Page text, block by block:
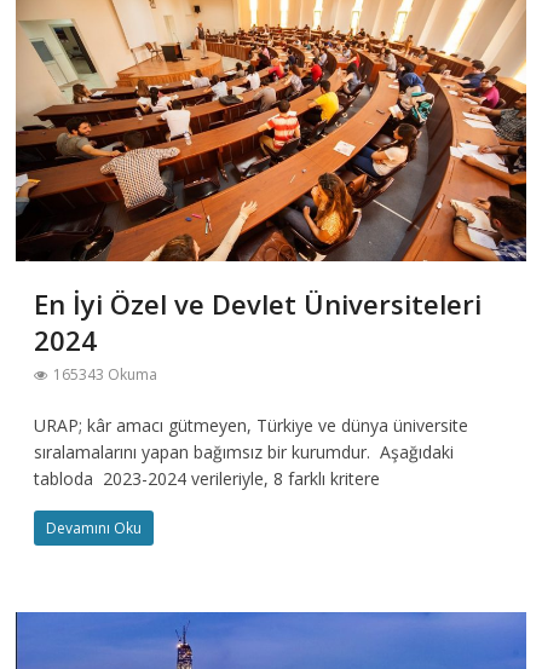
En İyi Özel ve Devlet Üniversiteleri
2024
165343 Okuma
URAP; kâr amacı gütmeyen, Türkiye ve dünya üniversite
sıralamalarını yapan bağımsız bir kurumdur. Aşağıdaki
tabloda 2023-2024 verileriyle, 8 farklı kritere
Devamını Oku